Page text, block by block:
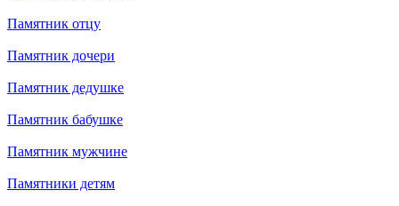
Памятник отцу
Памятник дочери
Памятник дедушке
Памятник бабушке
Памятник мужчине
Памятники детям